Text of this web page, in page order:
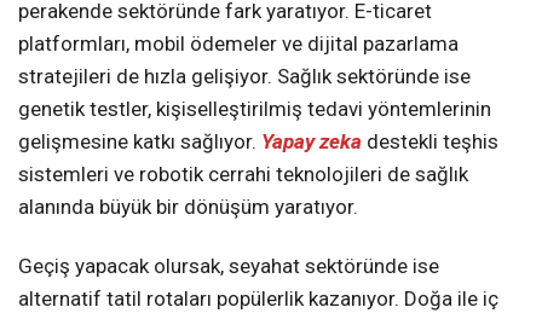
perakende sektöründe fark yaratıyor. E-ticaret
platformları, mobil ödemeler ve dijital pazarlama
stratejileri de hızla gelişiyor. Sağlık sektöründe ise
genetik testler, kişiselleştirilmiş tedavi yöntemlerinin
gelişmesine katkı sağlıyor. Yapay zeka destekli teşhis
sistemleri ve robotik cerrahi teknolojileri de sağlık
alanında büyük bir dönüşüm yaratıyor.
Geçiş yapacak olursak, seyahat sektöründe ise
alternatif tatil rotaları popülerlik kazanıyor. Doğa ile iç